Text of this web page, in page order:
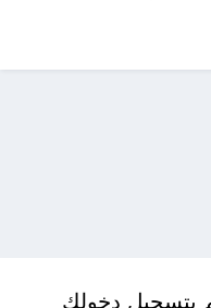
بتسجيل دخولك